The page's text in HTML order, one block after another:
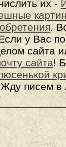
их -
.
у Вас
сайта
сайта!
Жду писем в